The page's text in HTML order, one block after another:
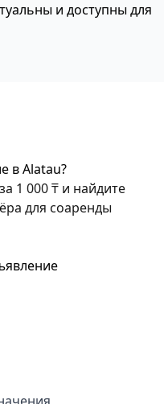
и доступны для
в Alatau?
1 000 ₸ и найдите
для соаренды